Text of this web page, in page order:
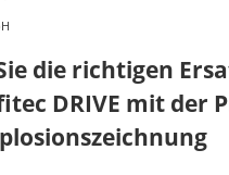
die richtigen
DRIVE mit der